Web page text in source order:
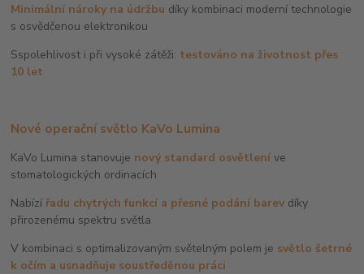
Minimální nároky na údržbu díky kombinaci moderní technologie
s osvědčenou elektronikou
Sspolehlivost i při vysoké zátěži: testováno na životnost přes
10 let
Nové operační světlo KaVo Lumina
KaVo Lumina stanovuje nový standard osvětlení ve
stomatologických ordinacích
Nabízí řadu chytrých funkcí a přesné podání barev díky
přirozenému spektru světla
V kombinaci s optimalizovaným světelným polem je světlo šetrné
k očím a usnadňuje soustředěnou práci